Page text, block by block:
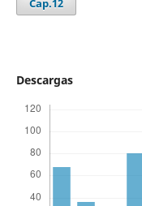
Descargas